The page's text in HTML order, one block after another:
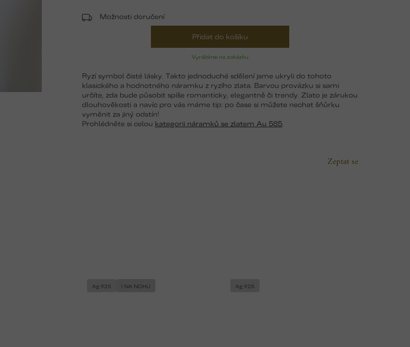
Vyrábíme na zakázku
Možnosti doručení
Přidat do košíku
Ryzí symbol čisté lásky. Takto jednoduché sdělení jsme ukryli do tohoto
klasického a hodnotného náramku z ryzího zlata. Barvou provázku si sami
určíte, zda bude působit spíše romanticky, elegantně či trendy. Zlato je zárukou
dlouhověkosti a navíc pro vás máme tip: po čase si můžete nechat šňůrku
vyměnit za jiný odstín!
Prohlédněte si celou kategorii náramků se zlatem Au 585
Zeptat se
Ag 925 I NA NOHU Ag 925